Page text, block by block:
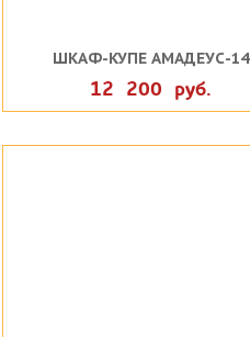
ШКАФ-КУПЕ АМАДЕУС-14
12 200 руб.